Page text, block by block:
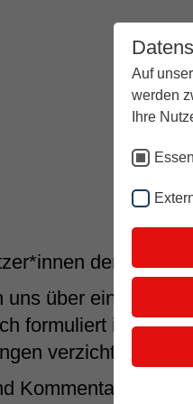
Auf
werden
Ihre
der
uns über einen
formuliert ist und
verzichtet.
Kommentare, die
Der